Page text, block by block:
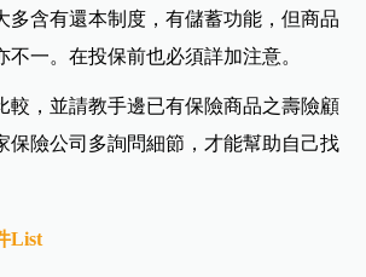
多含有還本制度，有儲蓄功能，但商品
不一。在投保前也必須詳加注意。
較，並請教手邊已有保險商品之壽險顧
保險公司多詢問細節，才能幫助自己找
List